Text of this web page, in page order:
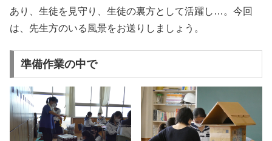
あり、生徒を見守り、生徒の裏方として活躍し…。今回
は、先生方のいる風景をお送りしましょう。
準備作業の中で